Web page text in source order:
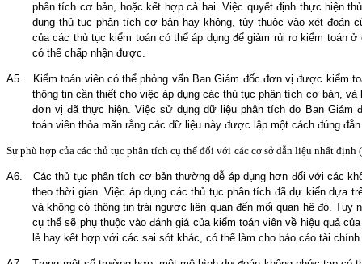
phân tích cơ bản, hoặc kết hợp cả hai. Việc quyết định thực hiện
dụng thủ tục phân tích cơ bản hay không, tùy thuộc vào xét đoán
của các thủ tục kiểm toán có thể áp dụng để giảm rủi ro kiểm toán
có thể chấp nhận được.
A5.
Kiểm toán viên có thể phỏng vấn Ban Giám đốc đơn vị được kiểm
thông tin cần thiết cho việc áp dụng các thủ tục phân tích cơ bản,
đơn vị đã thực hiện. Việc sử dụng dữ liệu phân tích do Ban Giám
toán viên thỏa mãn rằng các dữ liệu này được lập một cách đúng
Sự phù hợp của các thủ tục phân tích cụ thể đối với các cơ sở dẫn liệu nhất định
A6.
Các thủ tục phân tích cơ bản thường dễ áp dụng hơn đối với các
theo thời gian. Việc áp dụng các thủ tục phân tích đã dự kiến dựa
và không có thông tin trái ngược liên quan đến mối quan hệ đó.
cụ thể sẽ phụ thuộc vào đánh giá của kiểm toán viên về hiệu quả
lẻ hay kết hợp với các sai sót khác, có thể làm cho báo cáo tài